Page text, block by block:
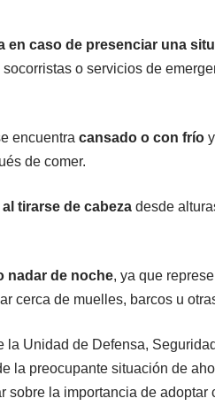
en caso de presenciar una
o servicios de
encuentra cansado o con frío
de comer.
tirarse de cabeza desde
nadar de noche, ya que
cerca de muelles, barcos u
la Unidad de Defensa,
la preocupante situación de
sobre la importancia de